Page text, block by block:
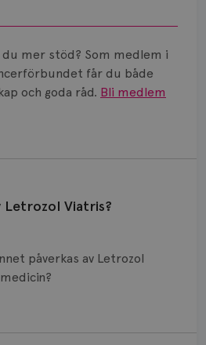
du mer stöd? Som medlem i
får du både
och goda råd. Bli medlem
Letrozol Viatris?
påverkas av Letrozol
medicin?